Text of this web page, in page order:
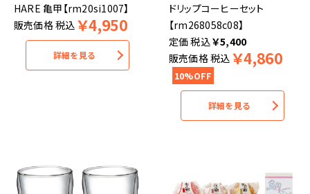
HARE 亀甲【rm20si1007】
販売価格税込 ￥4,950
詳細を見る
ドリップコーヒーセット
【rm268058c08】
税込￥5,400
販売価格税込 ￥4,860
10%OFF
詳細を見る